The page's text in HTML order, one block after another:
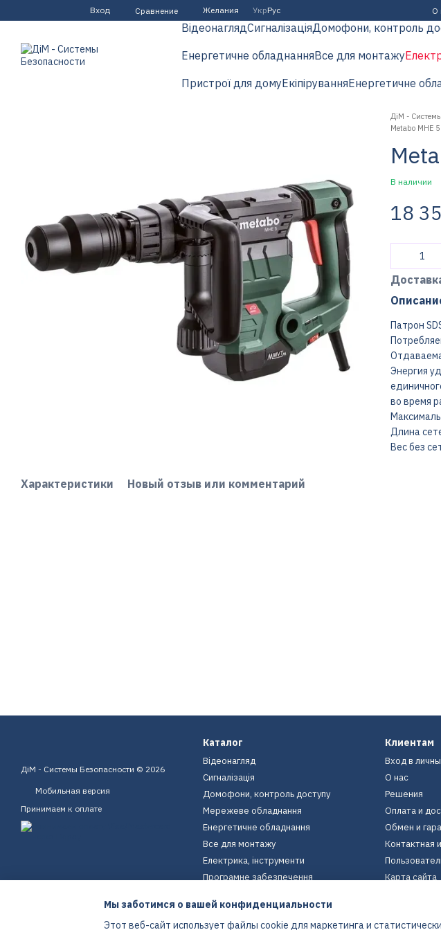
Перейти к основному контенту
Вход Сравнение Желания УкрРус О
ВідеонаглядСигналізаціяДомофони, контроль
Енергетичне обладнанняВсе для монтажу
Пристрої для домуЕкіпіруванняЕнергетичне
Характеристики Новый отзыв или комментарий
ДіМ -
Metabo MHE
В наличии
18
Патрон
Энергия
во время
Длина
Вес без
ДіМ - Системы Безопасности © 2026
Мобильная версия
Принимаем к оплате
Каталог
Відеонагляд
Сигналізація
Домофони, контроль доступу
Мережеве обладнання
Енергетичне обладнання
Все для монтажу
Електрика, інструменти
Програмне забезпечення
Екіпірування
Енергетичне обладнання
Клиентам
Вход в
О нас
Решения
Оплата и
Обмен и
Контактная
Карта сайта
Мы заботимся о вашей конфиденциальности
Этот веб-сайт использует файлы cookie для маркетинга и